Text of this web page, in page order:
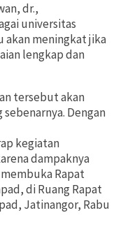
dr.,
universitas
akan meningkat jika
lengkap dan
tersebut akan
Dengan
kegiatan
dampaknya
Rapat
di Ruang Rapat
Jatinangor, Rabu